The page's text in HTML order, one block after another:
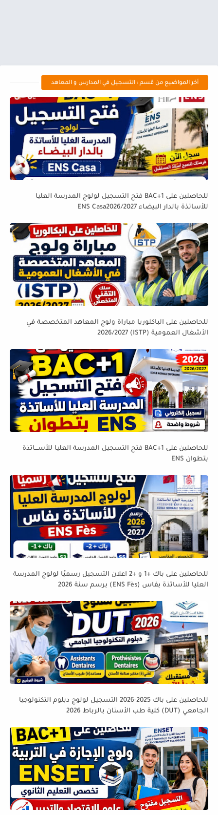
أخر المواضيع من قسم : التسجيل في المدارس و المعاهد
للحاصلين على BAC+1 فتح التسجيل لولوج المدرسة العليا
للأساتذة بالدار البيضاء ENS Casa2026/2027
للحاصلين على الباكلوريا مباراة ولوج المعاهد المتخصصة في
الأشغال العمومية (ISTP) 2026/2027
للحاصلين على BAC+1 فتح التسجيل المدرسة العليا للأســـاتذة
بتطوان ENS
للحاصلين على باك +1 و +2 اعلان التسجيل رسميًا لولوج المدرسة
العليا للأساتذة بفاس (ENS Fès) برسم سنة 2026
للحاصلين على باك 2025-2026 التسجيل لولوج دبلوم التكنولوجيا
الجامعي (DUT) كلية طب الأسنان بالرباط 2026